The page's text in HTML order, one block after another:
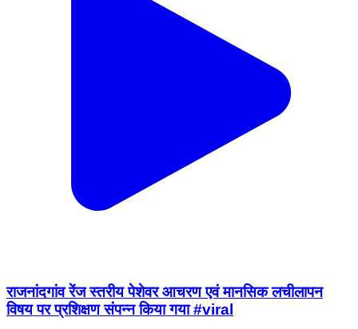
राजनांदगांव रेंज स्तरीय पेशेवर आचरण एवं मानसिक लचीलापन
विषय पर प्रशिक्षण संपन्न किया गया #viral